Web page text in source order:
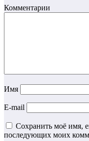
Комментарии
Имя
E-mail
Сохранить моё имя,
последующих моих